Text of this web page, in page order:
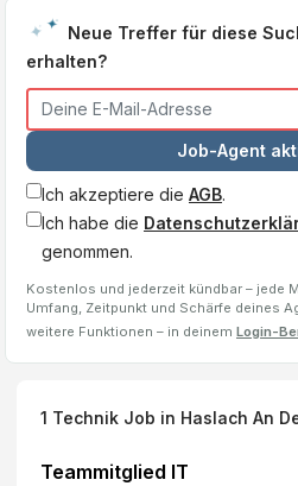
Neue Treffer für diese
erhalten?
Job-Agent
Ich akzeptiere die AGB.
Ich habe die
genommen.
Kostenlos und jederzeit kündbar – jede
Umfang, Zeitpunkt und Schärfe deines
weitere Funktionen – in deinem Login-
1 Technik Job in Haslach An
Teammitglied IT